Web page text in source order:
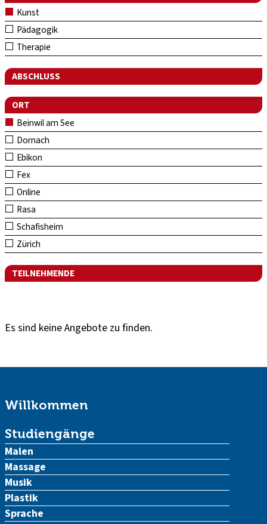
Kunst
Pädagogik
Therapie
ABSCHLUSS
ORT
Beinwil am See
Dornach
Ebikon
Fex
Online
Rasa
Schafisheim
Zürich
TEILNEHMENDE
Es sind keine Angebote zu finden.
Willkommen
Studiengänge
Malen
Massage
Musik
Plastik
Sprache